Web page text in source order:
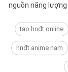
nguồn năng
tạo hnđt online
hnđt anime nam